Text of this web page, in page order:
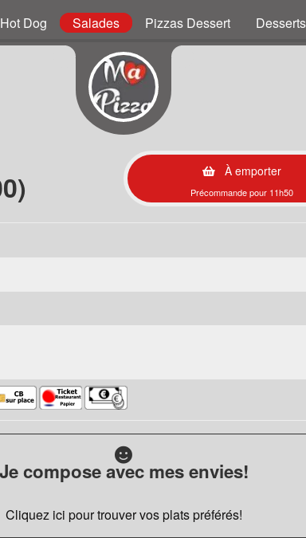
Hot Dog Salades Pizzas Dessert Desserts
À emporter
Précommande pour 11h50
Je compose avec mes envies!
Cliquez ici pour trouver vos plats préférés!